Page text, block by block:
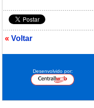
« Voltar
Desenvolvido por: